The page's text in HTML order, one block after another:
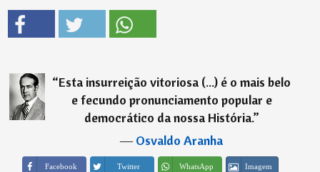
“Esta insurreição vitoriosa (...) é o mais belo
e fecundo pronunciamento popular e
democrático da nossa História.”
―Osvaldo Aranha
Facebook Twitter WhatsApp Imagem